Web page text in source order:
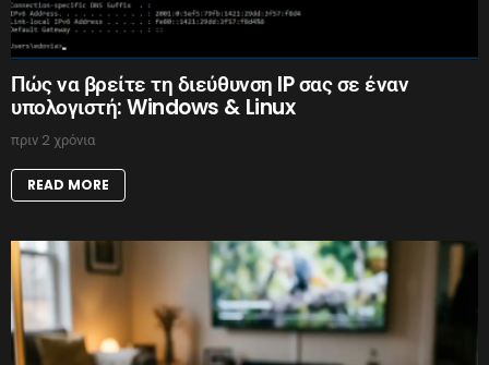
Πώς να βρείτε τη διεύθυνση IP σας σε έναν
υπολογιστή: Windows & Linux
πριν 2 χρόνια
READ MORE